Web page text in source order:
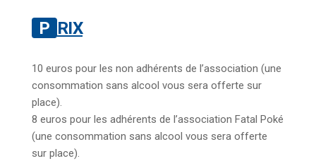
PRIX
10 euros pour les non adhérents de l’association (une
consommation sans alcool vous sera offerte sur
place).
8 euros pour les adhérents de l’association Fatal Poké
(une consommation sans alcool vous sera offerte
sur place).